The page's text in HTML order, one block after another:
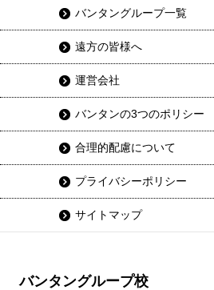
バンタングループ一覧
遠方の皆様へ
運営会社
バンタンの3つのポリシー
合理的配慮について
プライバシーポリシー
サイトマップ
バンタングループ校